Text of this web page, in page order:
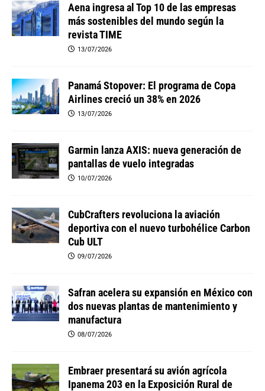
Aena ingresa al Top 10 de las empresas
más sostenibles del mundo según la
revista TIME
13/07/2026
Panamá Stopover: El programa de Copa
Airlines creció un 38% en 2026
13/07/2026
Garmin lanza AXIS: nueva generación de
pantallas de vuelo integradas
10/07/2026
CubCrafters revoluciona la aviación
deportiva con el nuevo turbohélice Carbon
Cub ULT
09/07/2026
Safran acelera su expansión en México con
dos nuevas plantas de mantenimiento y
manufactura
08/07/2026
Embraer presentará su avión agrícola
Ipanema 203 en la Exposición Rural de